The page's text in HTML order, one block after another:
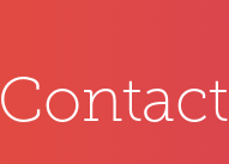
Contact